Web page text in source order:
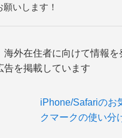
願いします！
海外在住者に向けて情報を
告を掲載しています
iPhone/Safariのお
クマークの使い分